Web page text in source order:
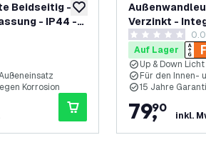
zur Wunschliste hinzufügen
Beidseitig -
- IP44 -
Garantie
Korrosion
Verzinkt -
Canto Kubi 2 -
0
Auf Lager
Up & Down Licht
Für den Innen-
15 Jahre
79,
90
inkl.